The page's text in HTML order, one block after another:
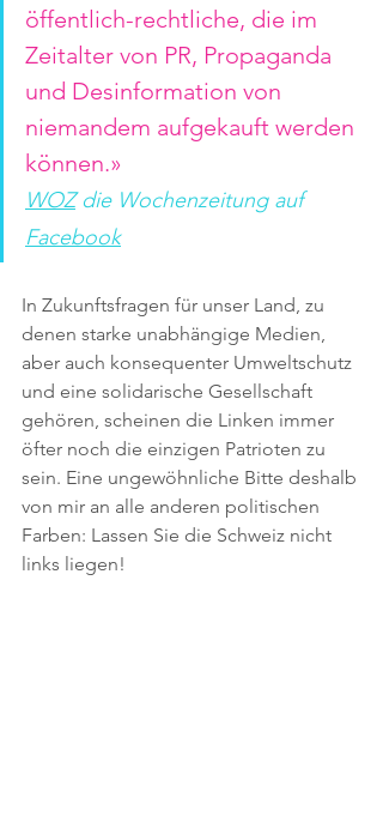
öffentlich-rechtliche, die im
Zeitalter von PR, Propaganda
und Desinformation von
niemandem aufgekauft werden
können.»
WOZ die Wochenzeitung auf
Facebook
In Zukunftsfragen für unser Land, zu
denen starke unabhängige Medien,
aber auch konsequenter Umweltschutz
und eine solidarische Gesellschaft
gehören, scheinen die Linken immer
öfter noch die einzigen Patrioten zu
sein. Eine ungewöhnliche Bitte deshalb
von mir an alle anderen politischen
Farben: Lassen Sie die Schweiz nicht
links liegen!